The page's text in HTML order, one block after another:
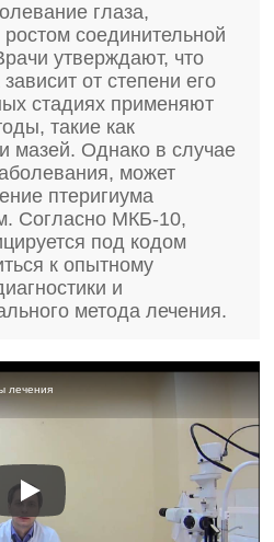
глаза,
соединительной
утверждают, что
от степени его
стадиях применяют
такие как
мазей. Однако в случае
может
птеригиума
Согласно МКБ-10,
под кодом
к опытному
и
метода лечения.
лечения